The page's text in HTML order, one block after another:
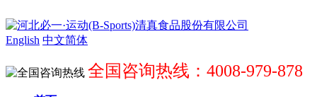
English 中文简体
全国咨询热线：4008-979-878